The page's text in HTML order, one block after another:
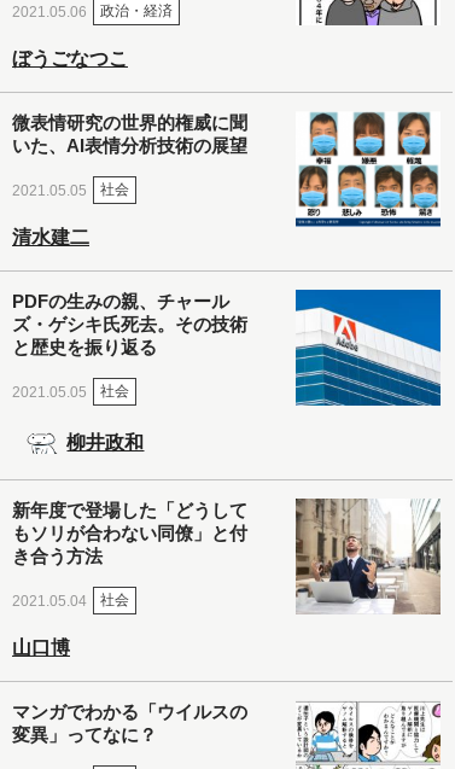
2021.05.06 政治・経済
ぼうごなつこ
微表情研究の世界的権威に聞
いた、AI表情分析技術の展望
2021.05.05 社会
清水建二
PDFの生みの親、チャール
ズ・ゲシキ氏死去。その技術
と歴史を振り返る
2021.05.05 社会
柳井政和
新年度で登場した「どうして
もソリが合わない同僚」と付
き合う方法
2021.05.04 社会
山口博
マンガでわかる「ウイルスの
変異」ってなに？